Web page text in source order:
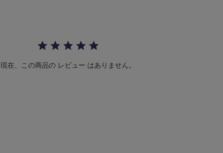
a
現在、この商品の レビュー はありません。